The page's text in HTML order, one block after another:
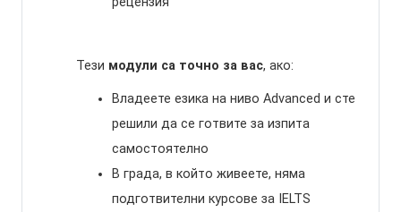
Тези модули са точно за вас, ако:
Владеете езика на ниво Advanced и сте
решили да се готвите за изпита
самостоятелно
В града, в който живеете, няма
подготвителни курсове за IELTS